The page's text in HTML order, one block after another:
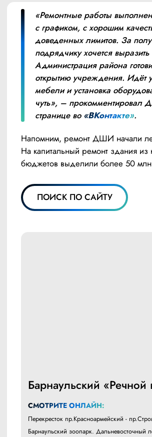
«Ремонтные работы
с графиком, с хорошим
доведенных лимитов. За
подрядчику хочется
Администрация района
открытию учреждения. Идёт
мебели и установка
чуть», – прокомментировал
странице во «ВКонтакте».
Напомним, ремонт ДШИ начали
На капитальный ремонт здания из
бюджетов выделили более 50
ПОИСК ПО САЙТУ
Барнаульский «Речной
СМОТРИТЕ ОНЛАЙН:
Перекресток пр.Красноармейский -
Барнаульский зоопарк. Дальневосточный